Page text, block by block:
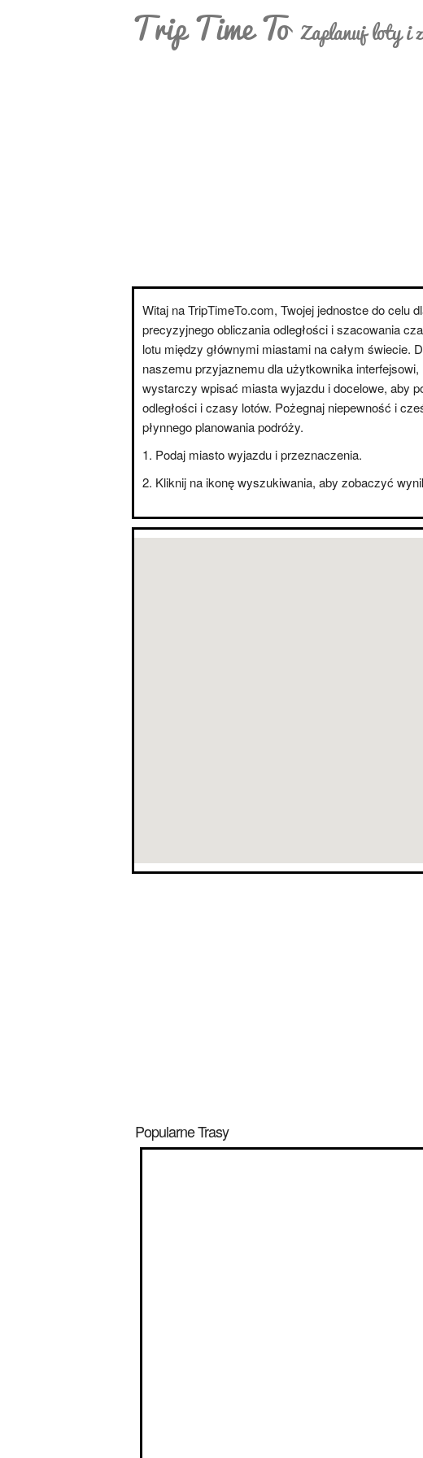
Trip Time To Zaplanuj loty i
Witaj na TripTimeTo.com, Twojej jednostce do celu
precyzyjnego obliczania odległości i szacowania
lotu między głównymi miastami na całym świecie.
naszemu przyjaznemu dla użytkownika interfejsowi,
wystarczy wpisać miasta wyjazdu i docelowe, aby
odległości i czasy lotów. Pożegnaj niepewność i
płynnego planowania podróży.
Podaj miasto wyjazdu i przeznaczenia.
Kliknij na ikonę wyszukiwania, aby zobaczyć
Popularne Trasy